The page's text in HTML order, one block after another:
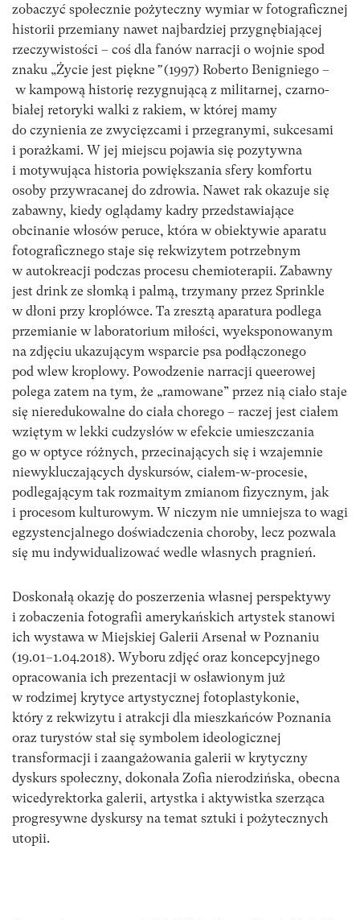
zobaczyć społecznie pożyteczny wymiar w fotograficznej
historii przemiany nawet najbardziej przygnębiającej
rzeczywistości – coś dla fanów narracji o wojnie spod
znaku „Życie jest piękne ”(1997) Roberto Benigniego –
w kampową historię rezygnującą z militarnej, czarno-
białej retoryki walki z rakiem, w której mamy
do czynienia ze zwycięzcami i przegranymi, sukcesami
i porażkami. W jej miejscu pojawia się pozytywna
i motywująca historia powiększania sfery komfortu
osoby przywracanej do zdrowia. Nawet rak okazuje się
zabawny, kiedy oglądamy kadry przedstawiające
obcinanie włosów peruce, która w obiektywie aparatu
fotograficznego staje się rekwizytem potrzebnym
w autokreacji podczas procesu chemioterapii. Zabawny
jest drink ze słomką i palmą, trzymany przez Sprinkle
w dłoni przy kroplówce. Ta zresztą aparatura podlega
przemianie w laboratorium miłości, wyeksponowanym
na zdjęciu ukazującym wsparcie psa podłączonego
pod wlew kroplowy. Powodzenie narracji queerowej
polega zatem na tym, że „ramowane” przez nią ciało staje
się nieredukowalne do ciała chorego – raczej jest ciałem
wziętym w lekki cudzysłów w efekcie umieszczania
go w optyce różnych, przecinających się i wzajemnie
niewykluczających dyskursów, ciałem-w-procesie,
podlegającym tak rozmaitym zmianom fizycznym, jak
i procesom kulturowym. W niczym nie umniejsza to wagi
egzystencjalnego doświadczenia choroby, lecz pozwala
się mu indywidualizować wedle własnych pragnień.
Doskonałą okazję do poszerzenia własnej perspektywy
i zobaczenia fotografii amerykańskich artystek stanowi
ich wystawa w Miejskiej Galerii Arsenał w Poznaniu
(19.01–1.04.2018). Wyboru zdjęć oraz koncepcyjnego
opracowania ich prezentacji w osławionym już
w rodzimej krytyce artystycznej fotoplastykonie,
który z rekwizytu i atrakcji dla mieszkańców Poznania
oraz turystów stał się symbolem ideologicznej
transformacji i zaangażowania galerii w krytyczny
dyskurs społeczny, dokonała Zofia nierodzińska, obecna
wicedyrektorka galerii, artystka i aktywistka szerząca
progresywne dyskursy na temat sztuki i pożytecznych
utopii.